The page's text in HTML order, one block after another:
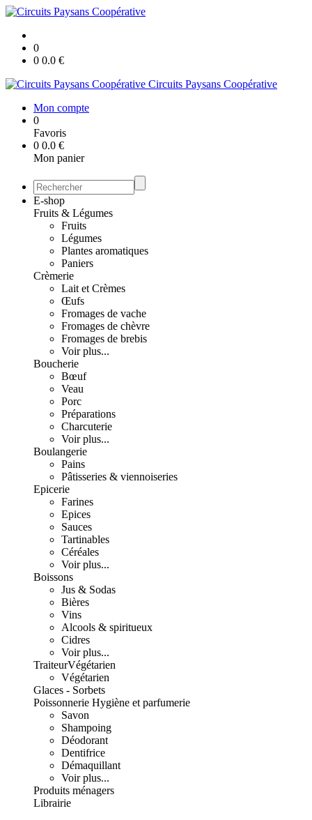
0
0 0.0 €
Circuits Paysans Coopérative
Mon compte
0
Favoris
0 0.0 €
Mon panier
E-shop
Fruits & Légumes
Fruits
Légumes
Plantes aromatiques
Paniers
Crèmerie
Lait et Crèmes
Œufs
Fromages de vache
Fromages de chèvre
Fromages de brebis
Voir plus...
Boucherie
Bœuf
Veau
Porc
Préparations
Charcuterie
Voir plus...
Boulangerie
Pains
Pâtisseries & viennoiseries
Epicerie
Farines
Epices
Sauces
Tartinables
Céréales
Voir plus...
Boissons
Jus & Sodas
Bières
Vins
Alcools & spiritueux
Cidres
Voir plus...
TraiteurVégétarien
Végétarien
Glaces - Sorbets
Poissonnerie Hygiène et parfumerie
Savon
Shampoing
Déodorant
Dentifrice
Démaquillant
Voir plus...
Produits ménagers
Librairie